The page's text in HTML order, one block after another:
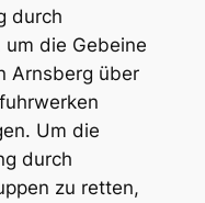
durch
die Gebeine
Arnsberg über
Um die
durch
zu retten,